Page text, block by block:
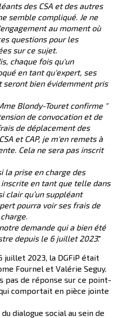
des CSA et des autres
semble compliqué. Je ne
au moment où
questions pour les
sur ce sujet.
chaque fois qu'un
en tant qu'expert, ses
seront bien évidemment pris
Blondy-Touret confirme "
de convocation et de
de déplacement des
et CAP, je m'en remets à
Cela ne sera pas inscrit
la prise en charge des
inscrite en tant que telle dans
clair qu’un suppléant
pourra voir ses frais de
demande qui a bien été
depuis le 6 juillet 2023."
juillet 2023, la DGFiP était
Fournel et Valérie Seguy.
pas de réponse sur ce point-
comportait en pièce jointe
dialogue social au sein de